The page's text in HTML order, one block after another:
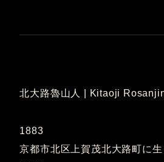
北大路魯山人 | Kitaoji
1883
京都市北区上賀茂北大路町に生